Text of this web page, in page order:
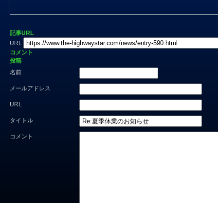
記事URL
URL
コメント
投稿
名前
メールアドレス
URL
タイトル
コメント